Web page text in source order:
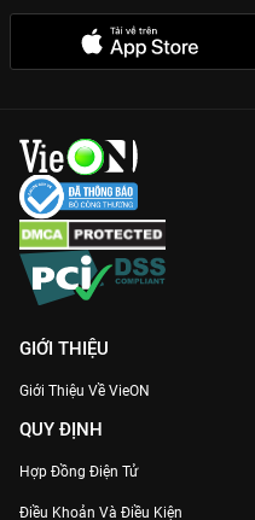
GIỚI THIỆU
Giới Thiệu Về VieON
QUY ĐỊNH
Hợp Đồng Điện Tử
Điều Khoản Và Điều Kiện